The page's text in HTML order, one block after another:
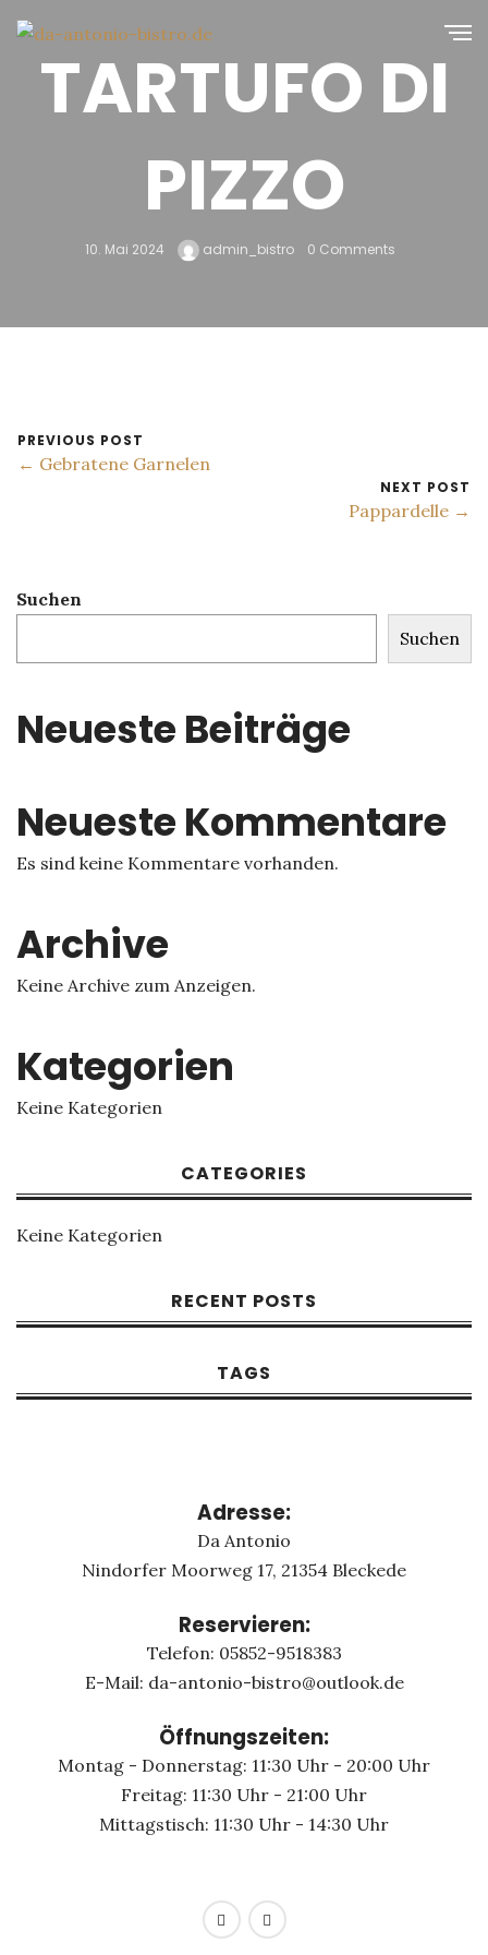
TARTUFO DI
PIZZO
10. Mai 2024 admin_bistro 0 Comments
PREVIOUS POST
← Gebratene Garnelen
NEXT POST
Pappardelle →
Suchen
Suchen
Neueste Beiträge
Neueste Kommentare
Es sind keine Kommentare vorhanden.
Archive
Keine Archive zum Anzeigen.
Kategorien
Keine Kategorien
CATEGORIES
Keine Kategorien
RECENT POSTS
TAGS
Adresse:
Da Antonio
Nindorfer Moorweg 17, 21354 Bleckede
Reservieren:
Telefon: 05852-9518383
E-Mail: da-antonio-bistro@outlook.de
Öffnungszeiten:
Montag - Donnerstag: 11:30 Uhr - 20:00 Uhr
Freitag: 11:30 Uhr - 21:00 Uhr
Mittagstisch: 11:30 Uhr - 14:30 Uhr